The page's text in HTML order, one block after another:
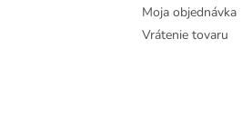
Moja objednávka
Vrátenie tovaru